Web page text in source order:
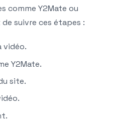
comme Y2Mate ou
suivre ces étapes :
vidéo.
Y2Mate.
site.